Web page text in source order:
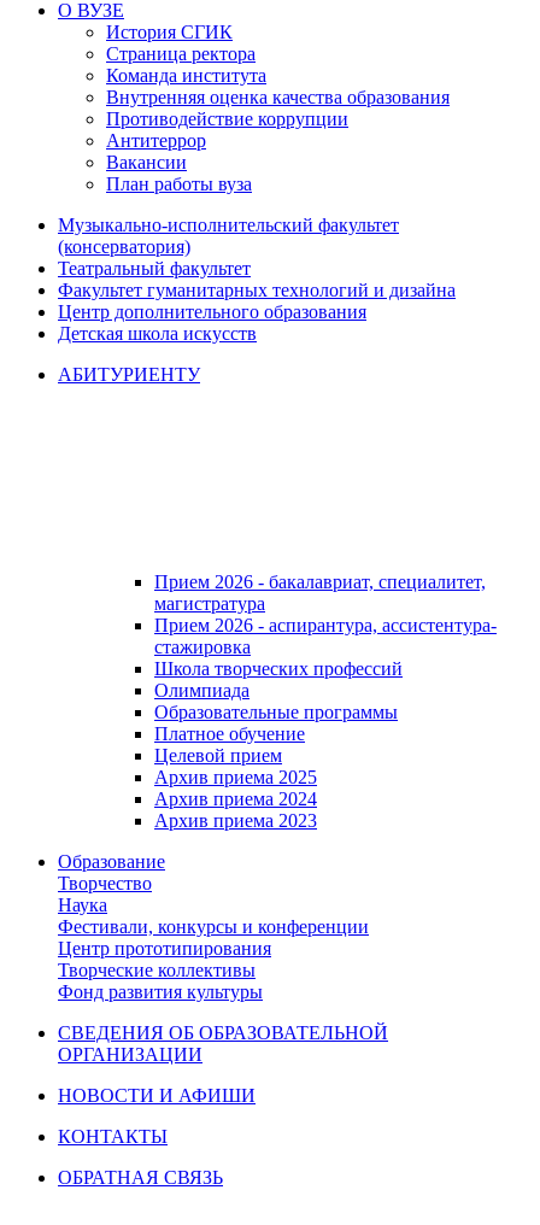
О ВУЗЕ
История СГИК
Страница ректора
Команда института
Внутренняя оценка качества образования
Противодействие коррупции
Антитеррор
Вакансии
План работы вуза
Музыкально-исполнительский факультет
(консерватория)
Театральный факультет
Факультет гуманитарных технологий и дизайна
Центр дополнительного образования
Детская школа искусств
АБИТУРИЕНТУ
Прием 2026 - бакалавриат, специалитет,
магистратура
Прием 2026 - аспирантура, ассистентура-
стажировка
Школа творческих профессий
Олимпиада
Образовательные программы
Платное обучение
Целевой прием
Архив приема 2025
Архив приема 2024
Архив приема 2023
Образование
Творчество
Наука
Фестивали, конкурсы и конференции
Центр прототипирования
Творческие коллективы
Фонд развития культуры
СВЕДЕНИЯ ОБ ОБРАЗОВАТЕЛЬНОЙ
ОРГАНИЗАЦИИ
НОВОСТИ И АФИШИ
КОНТАКТЫ
ОБРАТНАЯ СВЯЗЬ